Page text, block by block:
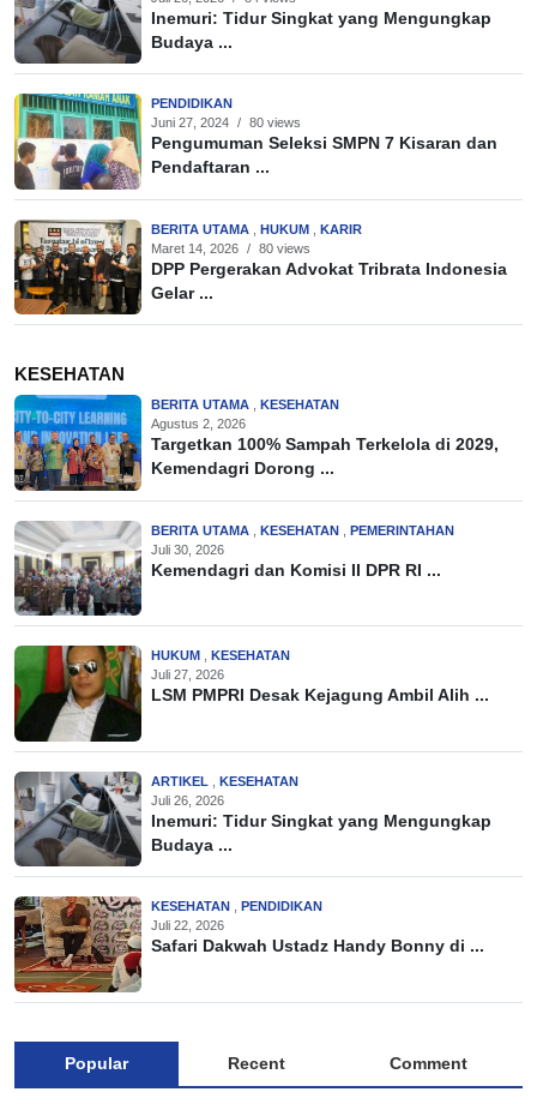
Inemuri: Tidur Singkat yang Mengungkap
Budaya ...
PENDIDIKAN
Juni 27, 2024 / 80 views
Pengumuman Seleksi SMPN 7 Kisaran dan
Pendaftaran ...
BERITA UTAMA HUKUM
KARIR
Maret 14, 2026 / 80 views
DPP Pergerakan Advokat Tribrata Indonesia
Gelar ...
KESEHATAN
BERITA UTAMA
KESEHATAN
Agustus 2, 2026
Targetkan 100% Sampah Terkelola di 2029,
Kemendagri Dorong ...
BERITA UTAMA KESEHATAN
PEMERINTAHAN
Juli 30, 2026
Kemendagri dan Komisi II DPR RI ...
HUKUM
KESEHATAN
Juli 27, 2026
LSM PMPRI Desak Kejagung Ambil Alih ...
ARTIKEL
KESEHATAN
Juli 26, 2026
Inemuri: Tidur Singkat yang Mengungkap
Budaya ...
KESEHATAN
PENDIDIKAN
Juli 22, 2026
Safari Dakwah Ustadz Handy Bonny di ...
Popular Recent Comment